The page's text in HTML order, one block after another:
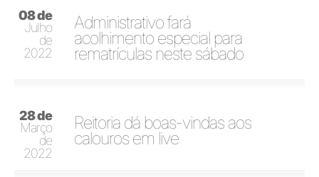
08 de
Julho
de
2022
Administrativo fará
acolhimento especial para
rematrículas neste sábado
28 de
Março
de
2022
Reitoria dá boas-vindas aos
calouros em live